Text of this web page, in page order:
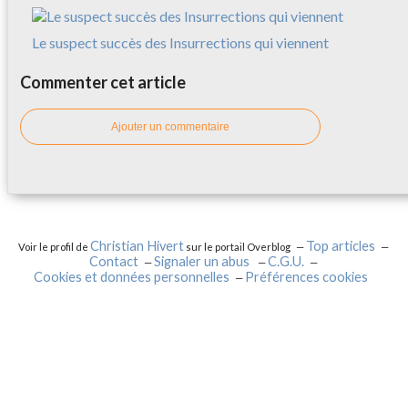
Le suspect succès des Insurrections qui viennent
Commenter cet article
Ajouter un commentaire
Voir le profil deChristian Hivert sur le portail Overblog
Top articles
Contact
Signaler un abus
C.G.U.
Cookies et données personnelles
Préférences cookies